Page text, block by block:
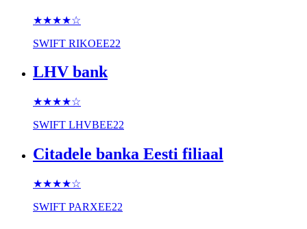
★★★★☆
SWIFT RIKOEE22
LHV bank
★★★★☆
SWIFT LHVBEE22
Citadele banka Eesti filiaal
★★★★☆
SWIFT PARXEE22